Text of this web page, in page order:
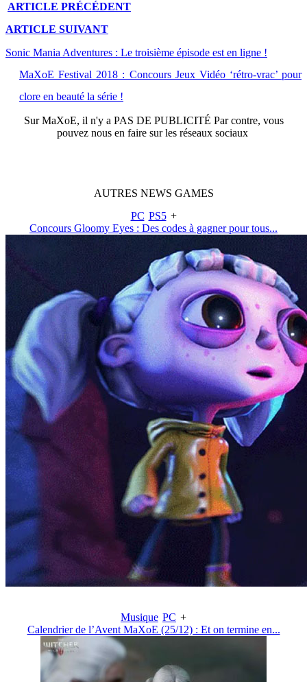
ARTICLE PRÉCÉDENT
ARTICLE SUIVANT
Sonic Mania Adventures : Le troisième épisode est en ligne !
MaXoE Festival 2018 : Concours Jeux Vidéo ‘rétro-vrac’ pour
clore en beauté la série !
SurMaXoE, il n'y a PAS DE PUBLICITÉ Par contre, vous
pouvez nous en faire sur les réseaux sociaux
AUTRES NEWS GAMES
PC PS5 +
Concours Gloomy Eyes : Des codes à gagner pour tous...
Musique PC +
Calendrier de l’Avent MaXoE (25/12) : Et on termine en...